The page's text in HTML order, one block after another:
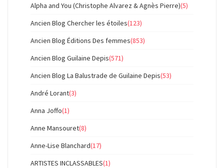
Alpha and You (Christophe Alvarez & Agnès Pierre)(5)
Ancien Blog Chercher les étoiles(123)
Ancien Blog Éditions Des femmes(853)
Ancien Blog Guilaine Depis(571)
Ancien Blog La Balustrade de Guilaine Depis(53)
André Lorant(3)
Anna Joffo(1)
Anne Mansouret(8)
Anne-Lise Blanchard(17)
ARTISTES INCLASSABLES(1)